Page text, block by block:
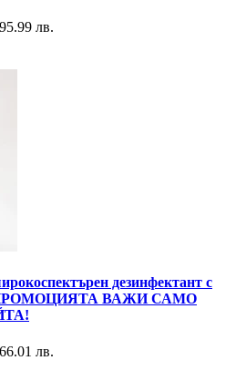
лв.
дезинфектант с
ПРОМОЦИЯТА ВАЖИ САМО
лв.